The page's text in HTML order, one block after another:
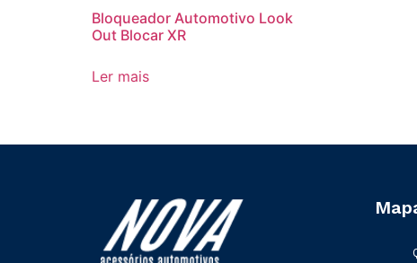
Bloqueador Automotivo Look
Out Blocar XR
Ler mais